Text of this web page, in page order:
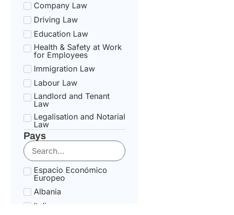
Company Law
Driving Law
Education Law
Health & Safety at Work
for Employees
Immigration Law
Labour Law
Landlord and Tenant
Law
Legalisation and Notarial
Law
National Health Service
State pension Law
Tax Law
Uncategorized
Tax Code Individuals
Pays
Espacio Económico
Europeo
Albania
Italia